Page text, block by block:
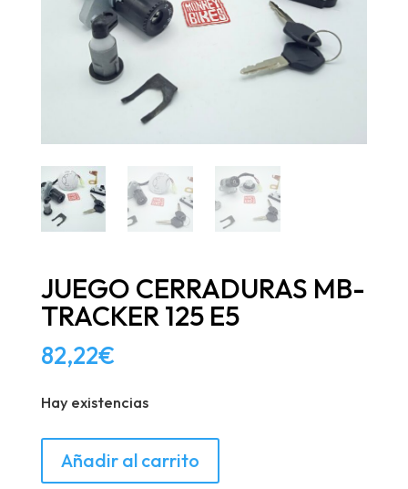
JUEGO CERRADURAS MB-
TRACKER 125 E5
82,22€
Hay existencias
JUEGO
CERRADURAS
Añadir al carrito